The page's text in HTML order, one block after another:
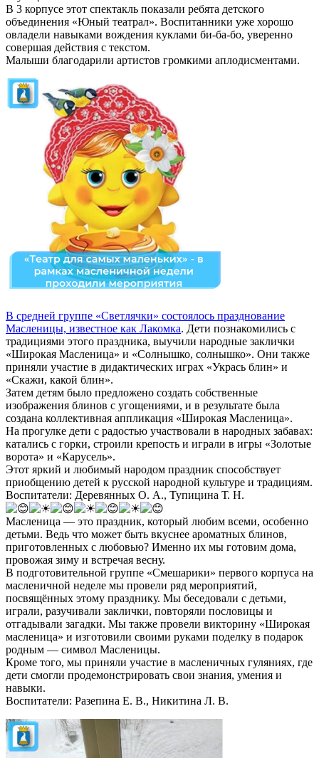
В 3 корпусе этот спектакль показали ребята детского
объединения «Юный театрал». Воспитанники уже хорошо
овладели навыками вождения куклами би-ба-бо, уверенно
совершая действия с текстом.
Малыши благодарили артистов громкими аплодисментами.
В средней группе «Светлячки» состоялось празднование
Масленицы, известное как Лакомка. Дети познакомились с
традициями этого праздника, выучили народные заклички
«Широкая Масленица» и «Солнышко, солнышко». Они также
приняли участие в дидактических играх «Укрась блин» и
«Скажи, какой блин».
Затем детям было предложено создать собственные
изображения блинов с угощениями, и в результате была
создана коллективная аппликация «Широкая Масленица».
На прогулке дети с радостью участвовали в народных забавах:
катались с горки, строили крепость и играли в игры «Золотые
ворота» и «Карусель».
Этот яркий и любимый народом праздник способствует
приобщению детей к русской народной культуре и традициям.
Воспитатели: Деревянных О. А., Тупицина Т. Н.
Масленица — это праздник, который любим всеми, особенно
детьми. Ведь что может быть вкуснее ароматных блинов,
приготовленных с любовью? Именно их мы готовим дома,
провожая зиму и встречая весну.
В подготовительной группе «Смешарики» первого корпуса на
масленичной неделе мы провели ряд мероприятий,
посвящённых этому празднику. Мы беседовали с детьми,
играли, разучивали заклички, повторяли пословицы и
отгадывали загадки. Мы также провели викторину «Широкая
масленица» и изготовили своими руками поделку в подарок
родным — символ Масленицы.
Кроме того, мы приняли участие в масленичных гуляниях, где
дети смогли продемонстрировать свои знания, умения и
навыки.
Воспитатели: Разепина Е. В., Никитина Л. В.